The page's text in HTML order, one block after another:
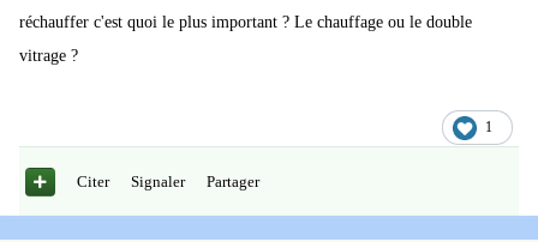
réchauffer c'est quoi le plus important ? Le chauffage ou le double
vitrage ?
1
Citer Signaler Partager